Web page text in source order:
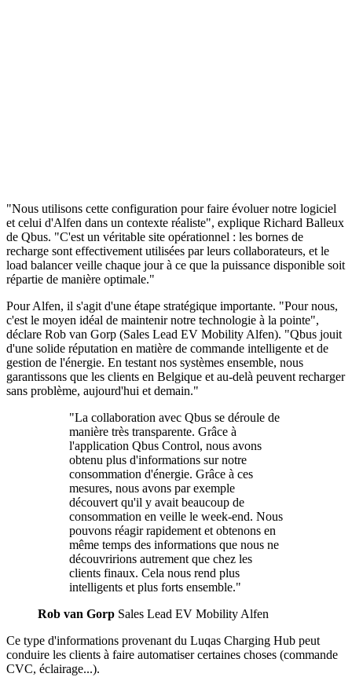
"Nous utilisons cette configuration pour faire évoluer notre logiciel
et celui d'Alfen dans un contexte réaliste", explique Richard Balleux
de Qbus. "C'est un véritable site opérationnel : les bornes de
recharge sont effectivement utilisées par leurs collaborateurs, et le
load balancer veille chaque jour à ce que la puissance disponible soit
répartie de manière optimale."
Pour Alfen, il s'agit d'une étape stratégique importante. "Pour nous,
c'est le moyen idéal de maintenir notre technologie à la pointe",
déclare Rob van Gorp (Sales Lead EV Mobility Alfen). "Qbus jouit
d'une solide réputation en matière de commande intelligente et de
gestion de l'énergie. En testant nos systèmes ensemble, nous
garantissons que les clients en Belgique et au-delà peuvent recharger
sans problème, aujourd'hui et demain."
"La collaboration avec Qbus se déroule de
manière très transparente. Grâce à
l'application Qbus Control, nous avons
obtenu plus d'informations sur notre
consommation d'énergie. Grâce à ces
mesures, nous avons par exemple
découvert qu'il y avait beaucoup de
consommation en veille le week-end. Nous
pouvons réagir rapidement et obtenons en
même temps des informations que nous ne
découvririons autrement que chez les
clients finaux. Cela nous rend plus
intelligents et plus forts ensemble."
Rob van Gorp Sales Lead EV Mobility Alfen
Ce type d'informations provenant du Luqas Charging Hub peut
conduire les clients à faire automatiser certaines choses (commande
CVC, éclairage...).